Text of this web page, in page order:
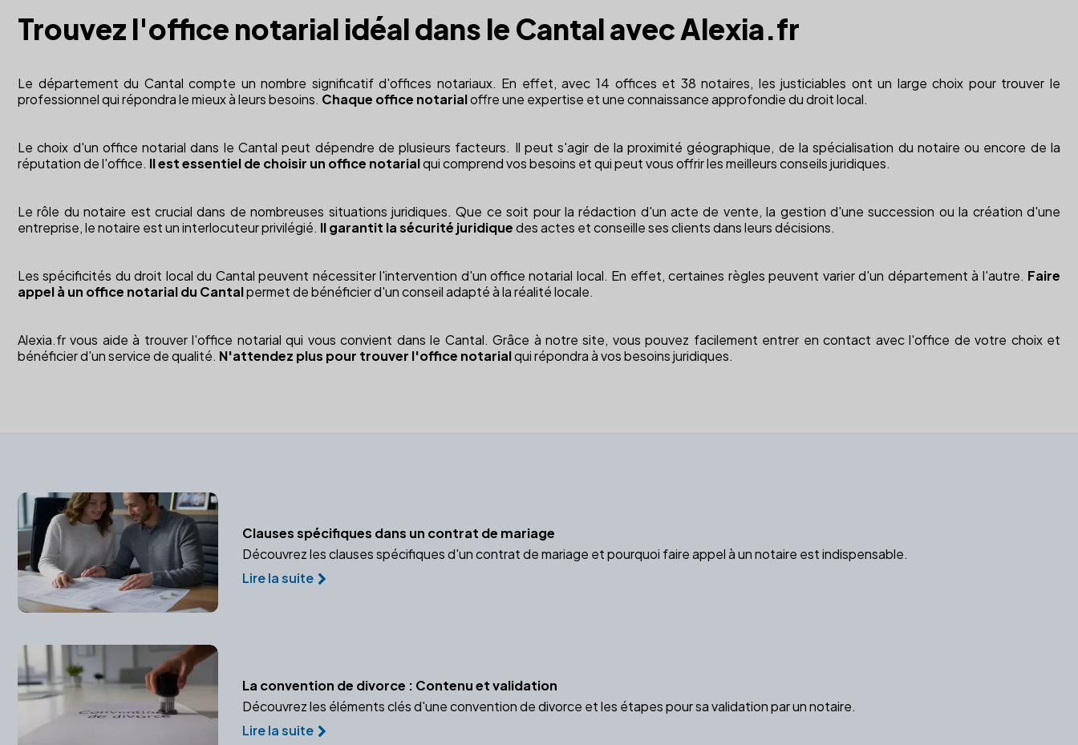
Trouvez l'office notarial idéal dans le Cantal avec Alexia.fr
Le département du Cantal compte un nombre significatif d'offices notariaux. En effet, avec 14 offices et 38 notaires, les justiciables ont un large choix pour trouver le
professionnel qui répondra le mieux à leurs besoins. Chaque office notarialoffre une expertise et une connaissance approfondie du droit local.
Le choix d'un office notarial dans le Cantal peut dépendre de plusieurs facteurs. Il peut s'agir de la proximité géographique, de la spécialisation du notaire ou encore de la
réputation de l'office. Il est essentiel de choisir un office notarialqui comprend vos besoins et qui peut vous offrir les meilleurs conseils juridiques.
Le rôle du notaire est crucial dans de nombreuses situations juridiques. Que ce soit pour la rédaction d'un acte de vente, la gestion d'une succession ou la création d'une
entreprise, le notaire est un interlocuteur privilégié. Il garantit la sécurité juridiquedes actes et conseille ses clients dans leurs décisions.
Les spécificités du droit local du Cantal peuvent nécessiter l'intervention d'un office notarial local. En effet, certaines règles peuvent varier d'un département à l'autre. Faire
appel à un office notarial du Cantalpermet de bénéficier d'un conseil adapté à la réalité locale.
Alexia.fr vous aide à trouver l'office notarial qui vous convient dans le Cantal. Grâce à notre site, vous pouvez facilement entrer en contact avec l'office de votre choix et
bénéficier d'un service de qualité. N'attendez plus pour trouver l'office notarialqui répondra à vos besoins juridiques.
Clauses spécifiques dans un contrat de mariage
Découvrez les clauses spécifiques d'un contrat de mariage et pourquoi faire appel à un notaire est indispensable.
Lire la suite
La convention de divorce : Contenu et validation
Découvrez les éléments clés d'une convention de divorce et les étapes pour sa validation par un notaire.
Lire la suite